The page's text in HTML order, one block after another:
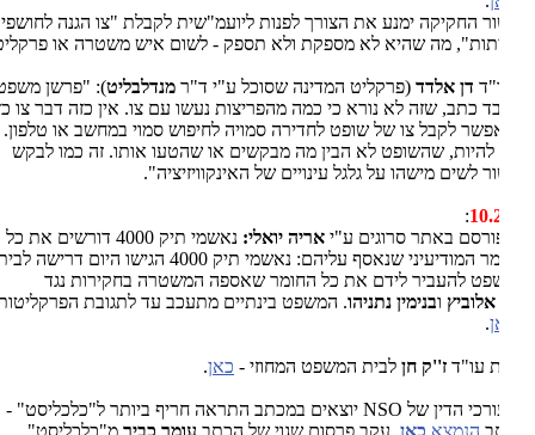
החקיקה ימנע את הצורך לפנות ליועמ"שית לקבלת "צו הגנה לחושפי
מה שהיא לא מספקת ולא תספק - לשום איש משטרה או פרקליט.
דן אלדד(פרקליט המדינה שסוכל ע"י ד"ר מנדלבליט): "פרשן משפטי
כתב, שזה לא נורא כי כמה מהפריצות נעשו עם צו. אין כזה דבר צו כזה.
לקבל צו של שופט לחדירה סמויה לחיפוש סמוי במחשב או טלפון. לכן
להיות, שהשופט לא הבין מה מבקשים או שהטעו אותו. זה כמו לבקש
לשים מישהו על גלגל עינויים של האינקוויזיציה".
:
באתר סרוגים ע"יאריה יואלי:
נאשמי תיק 4000 דורשים את כל
החומר המודיעיני שנאסף עליהם: נאשמי תיק 4000 הגישו היום דרישה לבית
להעביר לידם את כל החומר שאספה המשטרה בחקירות נגד
אלוביץובנימין נתניהו. המשפט בינתיים מתעכב עד לתגובת הפרקליטות
עו"דז''ק חןלבית המשפט המחוזי -כאן.
. עורכי הדין של NSO יוצאים במכתב התראה חריף ביותר ל"כלכליסט" -